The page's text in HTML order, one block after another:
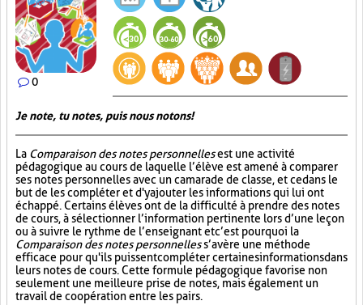
0
Je note, tu notes, puis nous notons!
La Comparaison des notes personnellesest une activité
pédagogique au cours de laquelle l’élève est amené à comparer
ses notes personnelles avec un camarade de classe, et ce dans le
but de les compléter et d'y ajouter les informations qui lui ont
échappé. Certains élèves ont de la difficulté à prendre des notes
de cours, à sélectionner l’information pertinente lors d’une leçon
ou à suivre le rythme de l’enseignant et c’est pourquoi la
Comparaison des notes personnelless’avère une méthode
efficace pour qu'ils puissent compléter certaines informations dans
leurs notes de cours. Cette formule pédagogique favorise non
seulement une meilleure prise de notes, mais également un
travail de coopération entre les pairs.